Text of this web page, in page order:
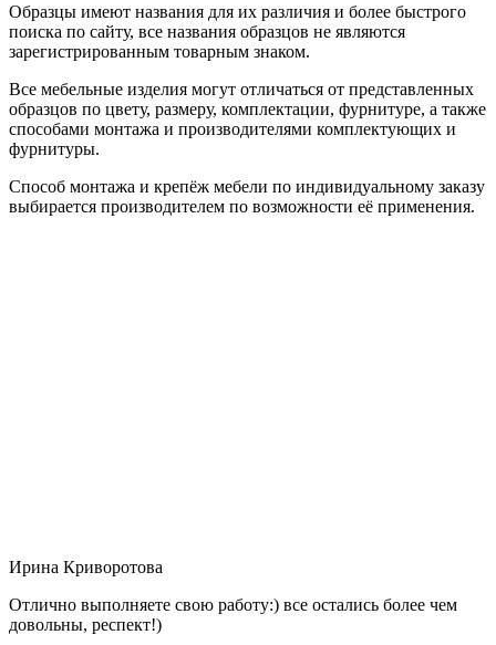
Образцы имеют названия для их различия и более быстрого
поиска по сайту, все названия образцов не являются
зарегистрированным товарным знаком.
Все мебельные изделия могут отличаться от представленных
образцов по цвету, размеру, комплектации, фурнитуре, а также
способами монтажа и производителями комплектующих и
фурнитуры.
Способ монтажа и крепёж мебели по индивидуальному заказу
выбирается производителем по возможности её применения.
Ирина Криворотова
Отлично выполняете свою работу:) все остались более чем
довольны, респект!)